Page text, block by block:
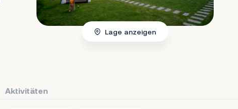
Lage anzeigen
Aktivitäten